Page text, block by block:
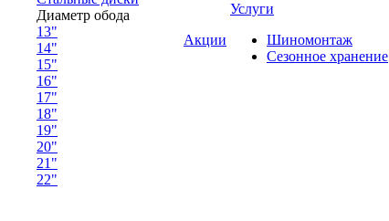
Диаметр обода
13"
14"
15"
16"
17"
18"
19"
20"
21"
22"
Акции
Услуги
Шиномонтаж
Сезонное хранение